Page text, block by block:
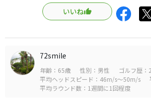
いいね
72smile
年齢：65歳 性別：男性
ゴルフ歴：
平均ヘッドスピード：46m/s～50m/s
平均ラウンド数：1週間に1回程度